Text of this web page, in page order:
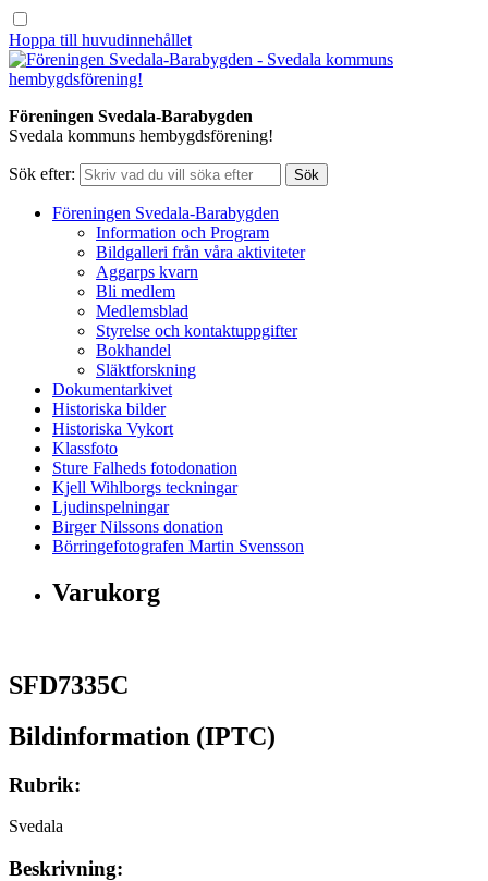
Hoppa till huvudinnehållet
Föreningen Svedala-Barabygden
Svedala kommuns hembygdsförening!
Sök efter:
Föreningen Svedala-Barabygden
Information och Program
Bildgalleri från våra aktiviteter
Aggarps kvarn
Bli medlem
Medlemsblad
Styrelse och kontaktuppgifter
Bokhandel
Släktforskning
Dokumentarkivet
Historiska bilder
Historiska Vykort
Klassfoto
Sture Falheds fotodonation
Kjell Wihlborgs teckningar
Ljudinspelningar
Birger Nilssons donation
Börringefotografen Martin Svensson
Varukorg
SFD7335C
Bildinformation (IPTC)
Rubrik:
Svedala
Beskrivning: